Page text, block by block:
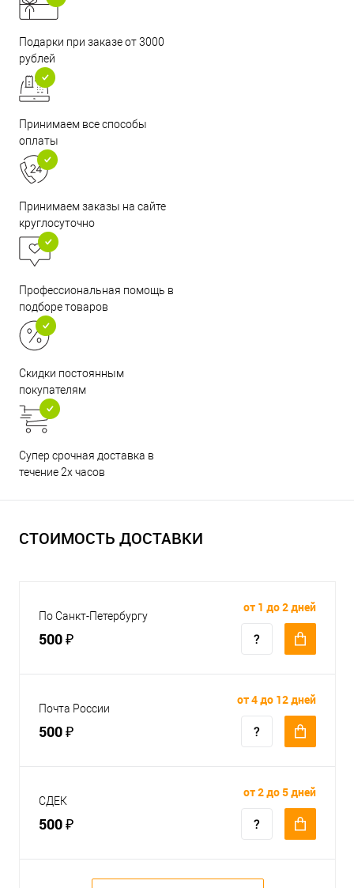
Подарки при заказе от 3000
рублей
Принимаем все способы
оплаты
Принимаем заказы на сайте
круглосуточно
Профессиональная помощь в
подборе товаров
Скидки постоянным
покупателям
Супер срочная доставка в
течение 2х часов
СТОИМОСТЬ ДОСТАВКИ
По Санкт-Петербургу
500 ₽
от 1 до 2 дней
Почта России
500 ₽
от 4 до 12 дней
СДЕК
500 ₽
от 2 до 5 дней